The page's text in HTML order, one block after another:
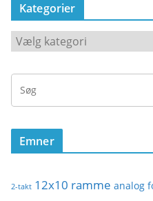
Kategorier
K
a
t
g
r
Emner
2-takt 12x10 ramme analog